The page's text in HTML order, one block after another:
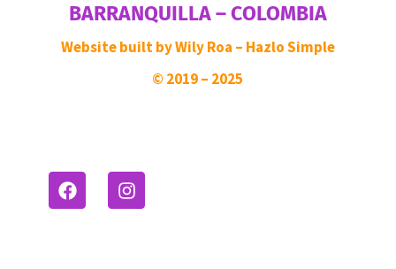
BARRANQUILLA – COLOMBIA
Website built by Wily Roa – Hazlo Simple
© 2019 – 2025